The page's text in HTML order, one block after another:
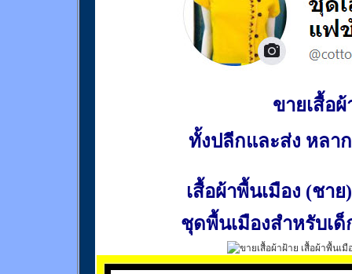
ขายเสื้อผ้
ทั้งปลีกและส่ง หลา
เสื้อผ้าพื้นเมือง (ชาย)
ชุดพื้นเมืองสำหรับเด็